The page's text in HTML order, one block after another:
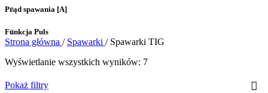
Prąd spawania [A]
Funkcja Puls
Strona główna / Spawarki / Spawarki TIG
Wyświetlanie wszystkich wyników: 7
Pokaż filtry